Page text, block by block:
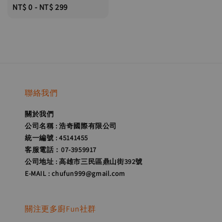
Regular
NT$ 0 - NT$ 299
聯絡我們
關於我們
公司名稱 : 浩奇國際有限公司
統一編號 : 45141455
客服電話：07-3959917
公司地址 : 高雄市三民區鼎山街392號
E-MAIL : chufun999@gmail.com
關注更多廚Fun社群